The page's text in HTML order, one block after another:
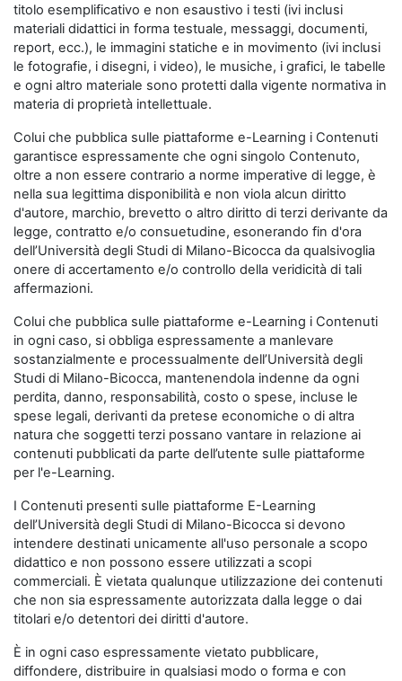
titolo esemplificativo e non esaustivo i testi (ivi inclusi
materiali didattici in forma testuale, messaggi, documenti,
report, ecc.), le immagini statiche e in movimento (ivi inclusi
le fotografie, i disegni, i video), le musiche, i grafici, le tabelle
e ogni altro materiale sono protetti dalla vigente normativa in
materia di proprietà intellettuale.
Colui che pubblica sulle piattaforme e-Learning i Contenuti
garantisce espressamente che ogni singolo Contenuto,
oltre a non essere contrario a norme imperative di legge, è
nella sua legittima disponibilità e non viola alcun diritto
d'autore, marchio, brevetto o altro diritto di terzi derivante da
legge, contratto e/o consuetudine, esonerando fin d'ora
dell’Università degli Studi di Milano-Bicocca da qualsivoglia
onere di accertamento e/o controllo della veridicità di tali
affermazioni.
Colui che pubblica sulle piattaforme e-Learning i Contenuti
in ogni caso, si obbliga espressamente a manlevare
sostanzialmente e processualmente dell’Università degli
Studi di Milano-Bicocca, mantenendola indenne da ogni
perdita, danno, responsabilità, costo o spese, incluse le
spese legali, derivanti da pretese economiche o di altra
natura che soggetti terzi possano vantare in relazione ai
contenuti pubblicati da parte dell’utente sulle piattaforme
per l'e-Learning.
I Contenuti presenti sulle piattaforme E-Learning
dell’Università degli Studi di Milano-Bicocca si devono
intendere destinati unicamente all'uso personale a scopo
didattico e non possono essere utilizzati a scopi
commerciali. È vietata qualunque utilizzazione dei contenuti
che non sia espressamente autorizzata dalla legge o dai
titolari e/o detentori dei diritti d'autore.
È in ogni caso espressamente vietato pubblicare,
diffondere, distribuire in qualsiasi modo o forma e con